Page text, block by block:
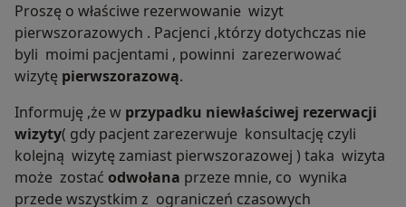
Proszę o właściwe rezerwowanie wizyt
pierwszorazowych . Pacjenci ,którzy dotychczas nie
byli moimi pacjentami , powinni zarezerwować
wizytę pierwszorazową.
Informuję ,że w przypadku niewłaściwej rezerwacji
wizyty( gdy pacjent zarezerwuje konsultację czyli
kolejną wizytę zamiast pierwszorazowej ) taka wizyta
może zostać odwołana przeze mnie, co wynika
przede wszystkim z ograniczeń czasowych